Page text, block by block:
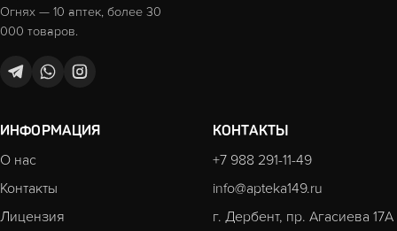
Огнях — 10 аптек, более 30
000 товаров.
ИНФОРМАЦИЯ
О нас
Контакты
Лицензия
КОНТАКТЫ
+7 988 291-11-49
info@apteka149.ru
г. Дербент, пр. Агасиева 17А